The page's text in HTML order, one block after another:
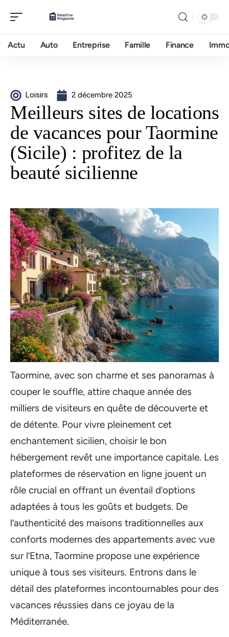
Actu Auto Entreprise Famille Finance
Loisirs 2 décembre 2025
Meilleurs sites de locations
de vacances pour Taormine
(Sicile) : profitez de la
beauté sicilienne
Taormine, avec son charme et ses panoramas à
couper le souffle, attire chaque année des
milliers de visiteurs en quête de découverte et
de détente. Pour vivre pleinement cet
enchantement sicilien, choisir le bon
hébergement revêt une importance capitale. Les
plateformes de réservation en ligne jouent un
rôle crucial en offrant un éventail d’options
adaptées à tous les goûts et budgets. De
l’authenticité des maisons traditionnelles aux
conforts modernes des appartements avec vue
sur l’Etna, Taormine propose une expérience
unique à tous ses visiteurs. Entrons dans le
détail des plateformes incontournables pour des
vacances réussies dans ce joyau de la
Méditerranée.